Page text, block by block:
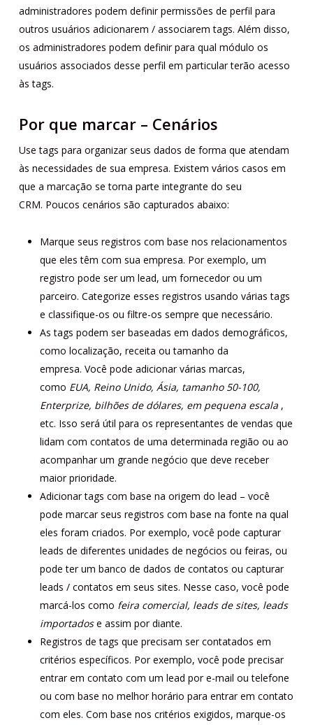
administradores podem definir permissões de perfil para
outros usuários adicionarem / associarem tags. Além disso,
os administradores podem definir para qual módulo os
usuários associados desse perfil em particular terão acesso
às tags.
Por que marcar – Cenários
Use tags para organizar seus dados de forma que atendam
às necessidades de sua empresa. Existem vários casos em
que a marcação se torna parte integrante do seu
CRM. Poucos cenários são capturados abaixo:
Marque seus registros com base nos relacionamentos
que eles têm com sua empresa. Por exemplo, um
registro pode ser um lead, um fornecedor ou um
parceiro. Categorize esses registros usando várias tags
e classifique-os ou filtre-os sempre que necessário.
As tags podem ser baseadas em dados demográficos,
como localização, receita ou tamanho da
empresa. Você pode adicionar várias marcas,
como EUA, Reino Unido, Ásia, tamanho 50-100,
Enterprize, bilhões de dólares, em pequena escala,
etc. Isso será útil para os representantes de vendas que
lidam com contatos de uma determinada região ou ao
acompanhar um grande negócio que deve receber
maior prioridade.
Adicionar tags com base na origem do lead – você
pode marcar seus registros com base na fonte na qual
eles foram criados. Por exemplo, você pode capturar
leads de diferentes unidades de negócios ou feiras, ou
pode ter um banco de dados de contatos ou capturar
leads / contatos em seus sites. Nesse caso, você pode
marcá-los como feira comercial, leads de sites, leads
importadose assim por diante.
Registros de tags que precisam ser contatados em
critérios específicos. Por exemplo, você pode precisar
entrar em contato com um lead por e-mail ou telefone
ou com base no melhor horário para entrar em contato
com eles. Com base nos critérios exigidos, marque-os